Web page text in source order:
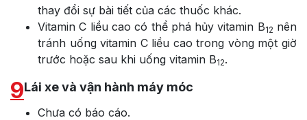
thay đổi sự bài tiết của các thuốc khác.
Vitamin C liều cao có thể phá hủy vitamin B12 nên
tránh uống vitamin C liều cao trong vòng một giờ
trước hoặc sau khi uống vitamin B12.
9Lái xe và vận hành máy móc
Chưa có báo cáo.